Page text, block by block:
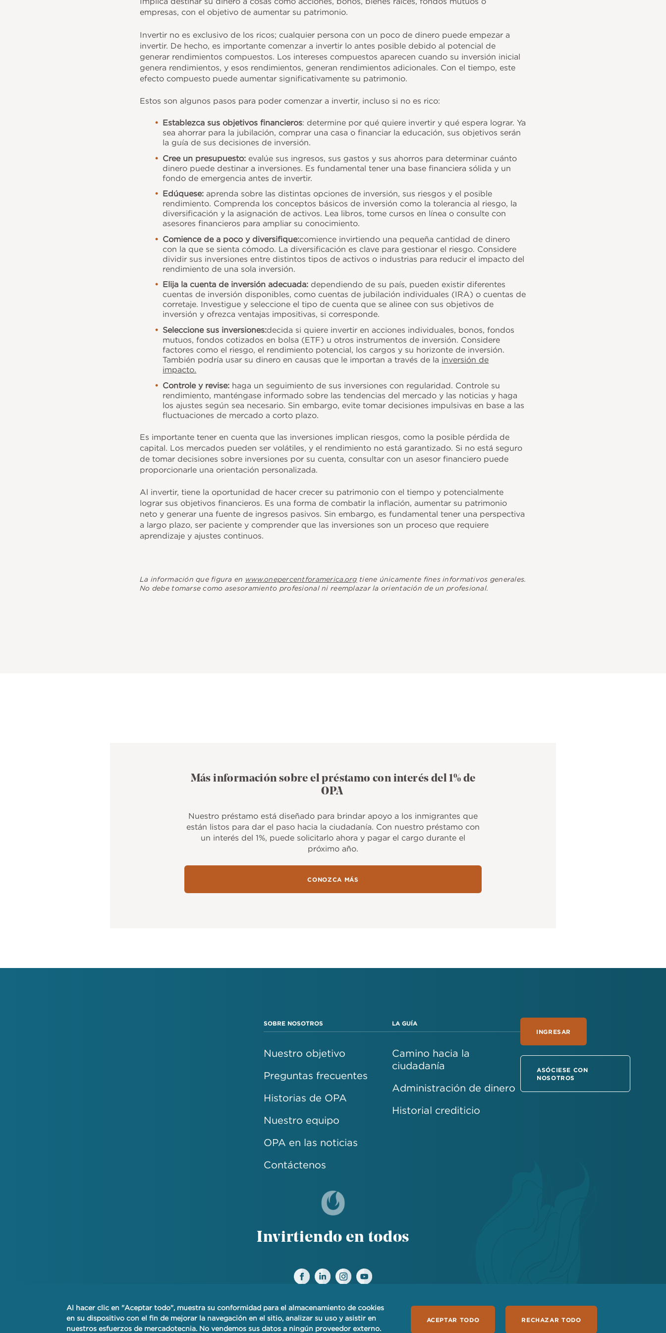
empresas, con el objetivo de aumentar su patrimonio.
Invertir no es exclusivo de los ricos; cualquier persona con un poco de dinero puede empezar a
invertir. De hecho, es importante comenzar a invertir lo antes posible debido al potencial de
generar rendimientos compuestos. Los intereses compuestos aparecen cuando su inversión inicial
genera rendimientos, y esos rendimientos, generan rendimientos adicionales. Con el tiempo, este
efecto compuesto puede aumentar significativamente su patrimonio.
Estos son algunos pasos para poder comenzar a invertir, incluso si no es rico:
Establezca sus objetivos financieros: determine por qué quiere invertir y qué espera lograr. Ya
sea ahorrar para la jubilación, comprar una casa o financiar la educación, sus objetivos serán
la guía de sus decisiones de inversión.
Cree un presupuesto: evalúe sus ingresos, sus gastos y sus ahorros para determinar cuánto
dinero puede destinar a inversiones. Es fundamental tener una base financiera sólida y un
fondo de emergencia antes de invertir.
Edúquese: aprenda sobre las distintas opciones de inversión, sus riesgos y el posible
rendimiento. Comprenda los conceptos básicos de inversión como la tolerancia al riesgo, la
diversificación y la asignación de activos. Lea libros, tome cursos en línea o consulte con
asesores financieros para ampliar su conocimiento.
Comience de a poco y diversifique:comience invirtiendo una pequeña cantidad de dinero
con la que se sienta cómodo. La diversificación es clave para gestionar el riesgo. Considere
dividir sus inversiones entre distintos tipos de activos o industrias para reducir el impacto del
rendimiento de una sola inversión.
Elija la cuenta de inversión adecuada: dependiendo de su país, pueden existir diferentes
cuentas de inversión disponibles, como cuentas de jubilación individuales (IRA) o cuentas de
corretaje. Investigue y seleccione el tipo de cuenta que se alinee con sus objetivos de
inversión y ofrezca ventajas impositivas, si corresponde.
Seleccione sus inversiones:decida si quiere invertir en acciones individuales, bonos, fondos
mutuos, fondos cotizados en bolsa (ETF) u otros instrumentos de inversión. Considere
factores como el riesgo, el rendimiento potencial, los cargos y su horizonte de inversión.
También podría usar su dinero en causas que le importan a través de la inversión de
impacto.
Controle y revise: haga un seguimiento de sus inversiones con regularidad. Controle su
rendimiento, manténgase informado sobre las tendencias del mercado y las noticias y haga
los ajustes según sea necesario. Sin embargo, evite tomar decisiones impulsivas en base a las
fluctuaciones de mercado a corto plazo.
Es importante tener en cuenta que las inversiones implican riesgos, como la posible pérdida de
capital. Los mercados pueden ser volátiles, y el rendimiento no está garantizado. Si no está seguro
de tomar decisiones sobre inversiones por su cuenta, consultar con un asesor financiero puede
proporcionarle una orientación personalizada.
Al invertir, tiene la oportunidad de hacer crecer su patrimonio con el tiempo y potencialmente
lograr sus objetivos financieros. Es una forma de combatir la inflación, aumentar su patrimonio
neto y generar una fuente de ingresos pasivos. Sin embargo, es fundamental tener una perspectiva
a largo plazo, ser paciente y comprender que las inversiones son un proceso que requiere
aprendizaje y ajustes continuos.
La información que figura en www.onepercentforamerica.org tiene únicamente fines informativos generales.
No debe tomarse como asesoramiento profesional ni reemplazar la orientación de un profesional.
Más información sobre el préstamo con interés del 1% de
OPA
Nuestro préstamo está diseñado para brindar apoyo a los inmigrantes que
están listos para dar el paso hacia la ciudadanía. Con nuestro préstamo con
un interés del 1%, puede solicitarlo ahora y pagar el cargo durante el
próximo año.
CONOZCA MÁS
SOBRE NOSOTROS
Nuestro objetivo
Preguntas frecuentes
Historias de OPA
Nuestro equipo
OPA en las noticias
Contáctenos
LA GUÍA
Camino hacia la
ciudadanía
Administración de dinero
Historial crediticio
INGRESAR
ASÓCIESE CON
NOSOTROS
Invirtiendo en todos
AVISO DE PRIVACIDAD FINANCIERA PRIVACIDAD TÉRMINOS DE USO
Al hacer clic en "Aceptar todo", muestra su conformidad para el almacenamiento de cookies
en su dispositivo con el fin de mejorar la navegación en el sitio, analizar su uso y asistir en
nuestros esfuerzos de mercadotecnia. No vendemos sus datos a ningún proveedor externo.
ACEPTAR TODO RECHAZAR TODO